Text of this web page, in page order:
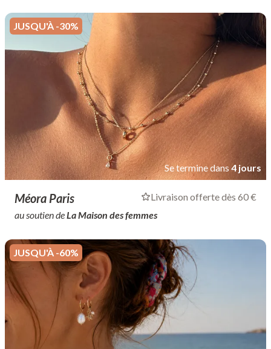
JUSQU'À -30%
Se termine dans 4 jours
Méora Paris
Livraison offerte dès 60 €
au soutien deLa Maison des femmes
JUSQU'À -60%